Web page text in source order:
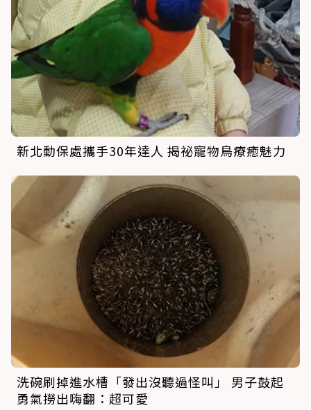
新北動保處攜手30年達人 揭祕寵物鳥療癒魅力
洗碗刷掉進水槽「發出沒聽過怪叫」 男子鼓起
勇氣撈出嗨翻：超可愛